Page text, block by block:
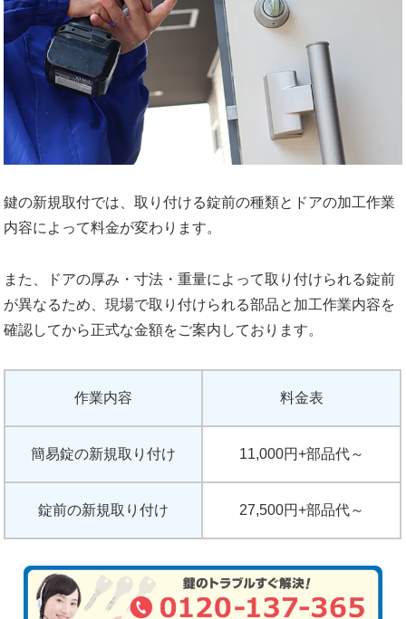
鍵の新規取付では、取り付ける錠前の種類とドアの加工作業
内容によって料金が変わります。
また、ドアの厚み・寸法・重量によって取り付けられる錠前
が異なるため、現場で取り付けられる部品と加工作業内容を
確認してから正式な金額をご案内しております。
作業内容 料金表
簡易錠の新規取り付け 11,000円+部品代～
錠前の新規取り付け 27,500円+部品代～